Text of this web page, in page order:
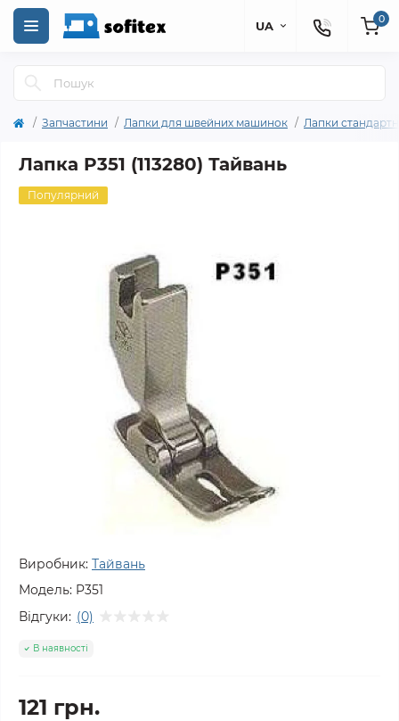
UA 0
Запчастини Лапки для швейних машинок Лапки
Лапка P351 (113280) Тайвань
Популярний
Виробник: Тайвань
Модель: P351
Відгуки: (0)
В наявності
121 грн.